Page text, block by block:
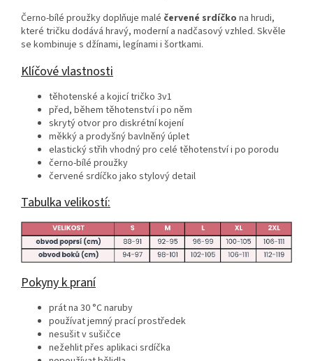
Černo‑bílé proužky doplňuje malé červené srdíčko na hrudi,
které tričku dodává hravý, moderní a nadčasový vzhled. Skvěle
se kombinuje s džínami, legínami i šortkami.
Klíčové vlastnosti
těhotenské a kojicí tričko 3v1
před, během těhotenství i po něm
skrytý otvor pro diskrétní kojení
měkký a prodyšný bavlněný úplet
elastický střih vhodný pro celé těhotenství i po porodu
černo‑bílé proužky
červené srdíčko jako stylový detail
Tabulka velikostí:
Pokyny k praní
prát na 30 °C naruby
používat jemný prací prostředek
nesušit v sušičce
nežehlit přes aplikaci srdíčka